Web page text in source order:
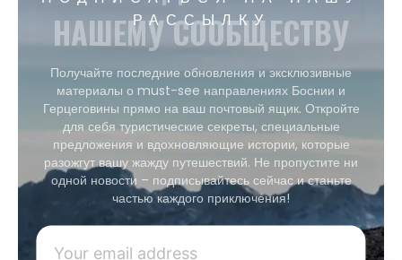
РАССЫЛКУ
НАШЕМУ СООБЩЕСТВУ
Получайте последние обновления и эксклюзивные
материалы о must-see направлениях Боснии и
Герцеговины прямо на ваш почтовый ящик. Откройте
для себя туристические секреты, специальные
предложения и вдохновляющие истории, которые
разожгут вашу жажду путешествий. Не пропустите ни
одной новости – подписывайтесь сейчас и станьте
частью каждого приключения!